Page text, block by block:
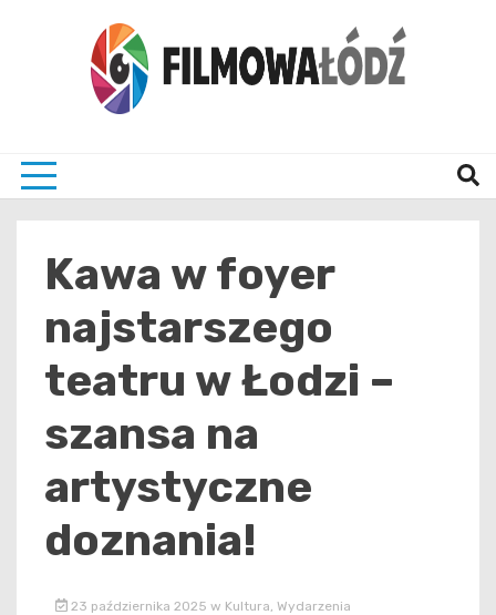
Kawa w foyer
najstarszego
teatru w Łodzi –
szansa na
artystyczne
doznania!
23 października 2025 w Kultura Wydarzenia